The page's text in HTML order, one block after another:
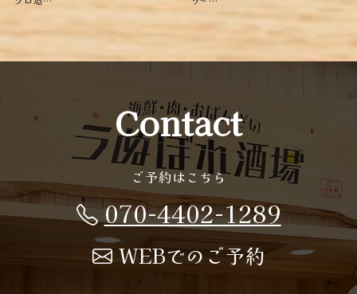
Contact
ご予約はこちら
070-4402-1289
WEBでのご予約